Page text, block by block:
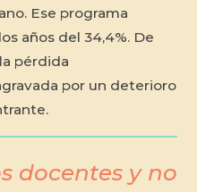
Ese programa
años del 34,4%. De
pérdida
por un deterioro
docentes y no